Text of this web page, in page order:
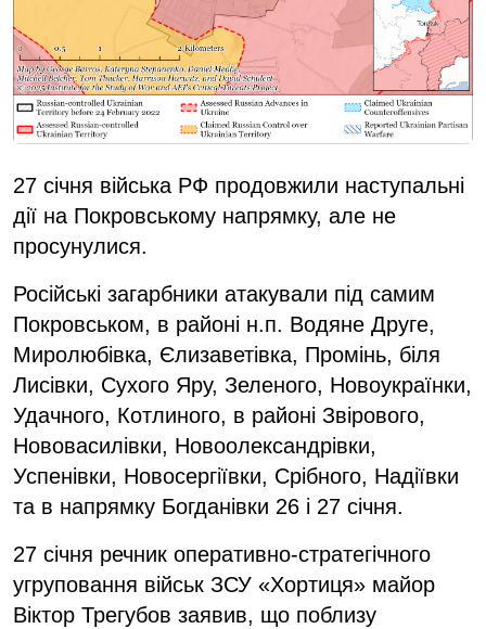
27 січня війська РФ продовжили наступальні
дії на Покровському напрямку, але не
просунулися.
Російські загарбники атакували під самим
Покровськом, в районі н.п. Водяне Друге,
Миролюбівка, Єлизаветівка, Промінь, біля
Лисівки, Сухого Яру, Зеленого, Новоукраїнки,
Удачного, Котлиного, в районі Звірового,
Нововасилівки, Новоолександрівки,
Успенівки, Новосергіївки, Срібного, Надіївки
та в напрямку Богданівки 26 і 27 січня.
27 січня речник оперативно-стратегічного
угруповання військ ЗСУ «Хортиця» майор
Віктор Трегубов заявив, що поблизу